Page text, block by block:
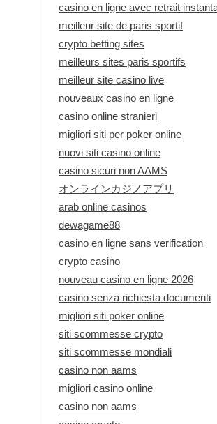
casino en ligne avec retrait
meilleur site de paris sportif
crypto betting sites
meilleurs sites paris sportifs
meilleur site casino live
nouveaux casino en ligne
casino online stranieri
migliori siti per poker online
nuovi siti casino online
casino sicuri non AAMS
オンラインカジノアプリ
arab online casinos
dewagame88
casino en ligne sans verification
crypto casino
nouveau casino en ligne 2026
casino senza richiesta documenti
migliori siti poker online
siti scommesse crypto
siti scommesse mondiali
casino non aams
migliori casino online
casino non aams